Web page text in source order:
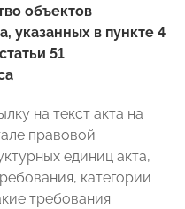
объектов
указанных в пункте 4
51
на текст акта на
правовой
единиц акта,
категории
требования.